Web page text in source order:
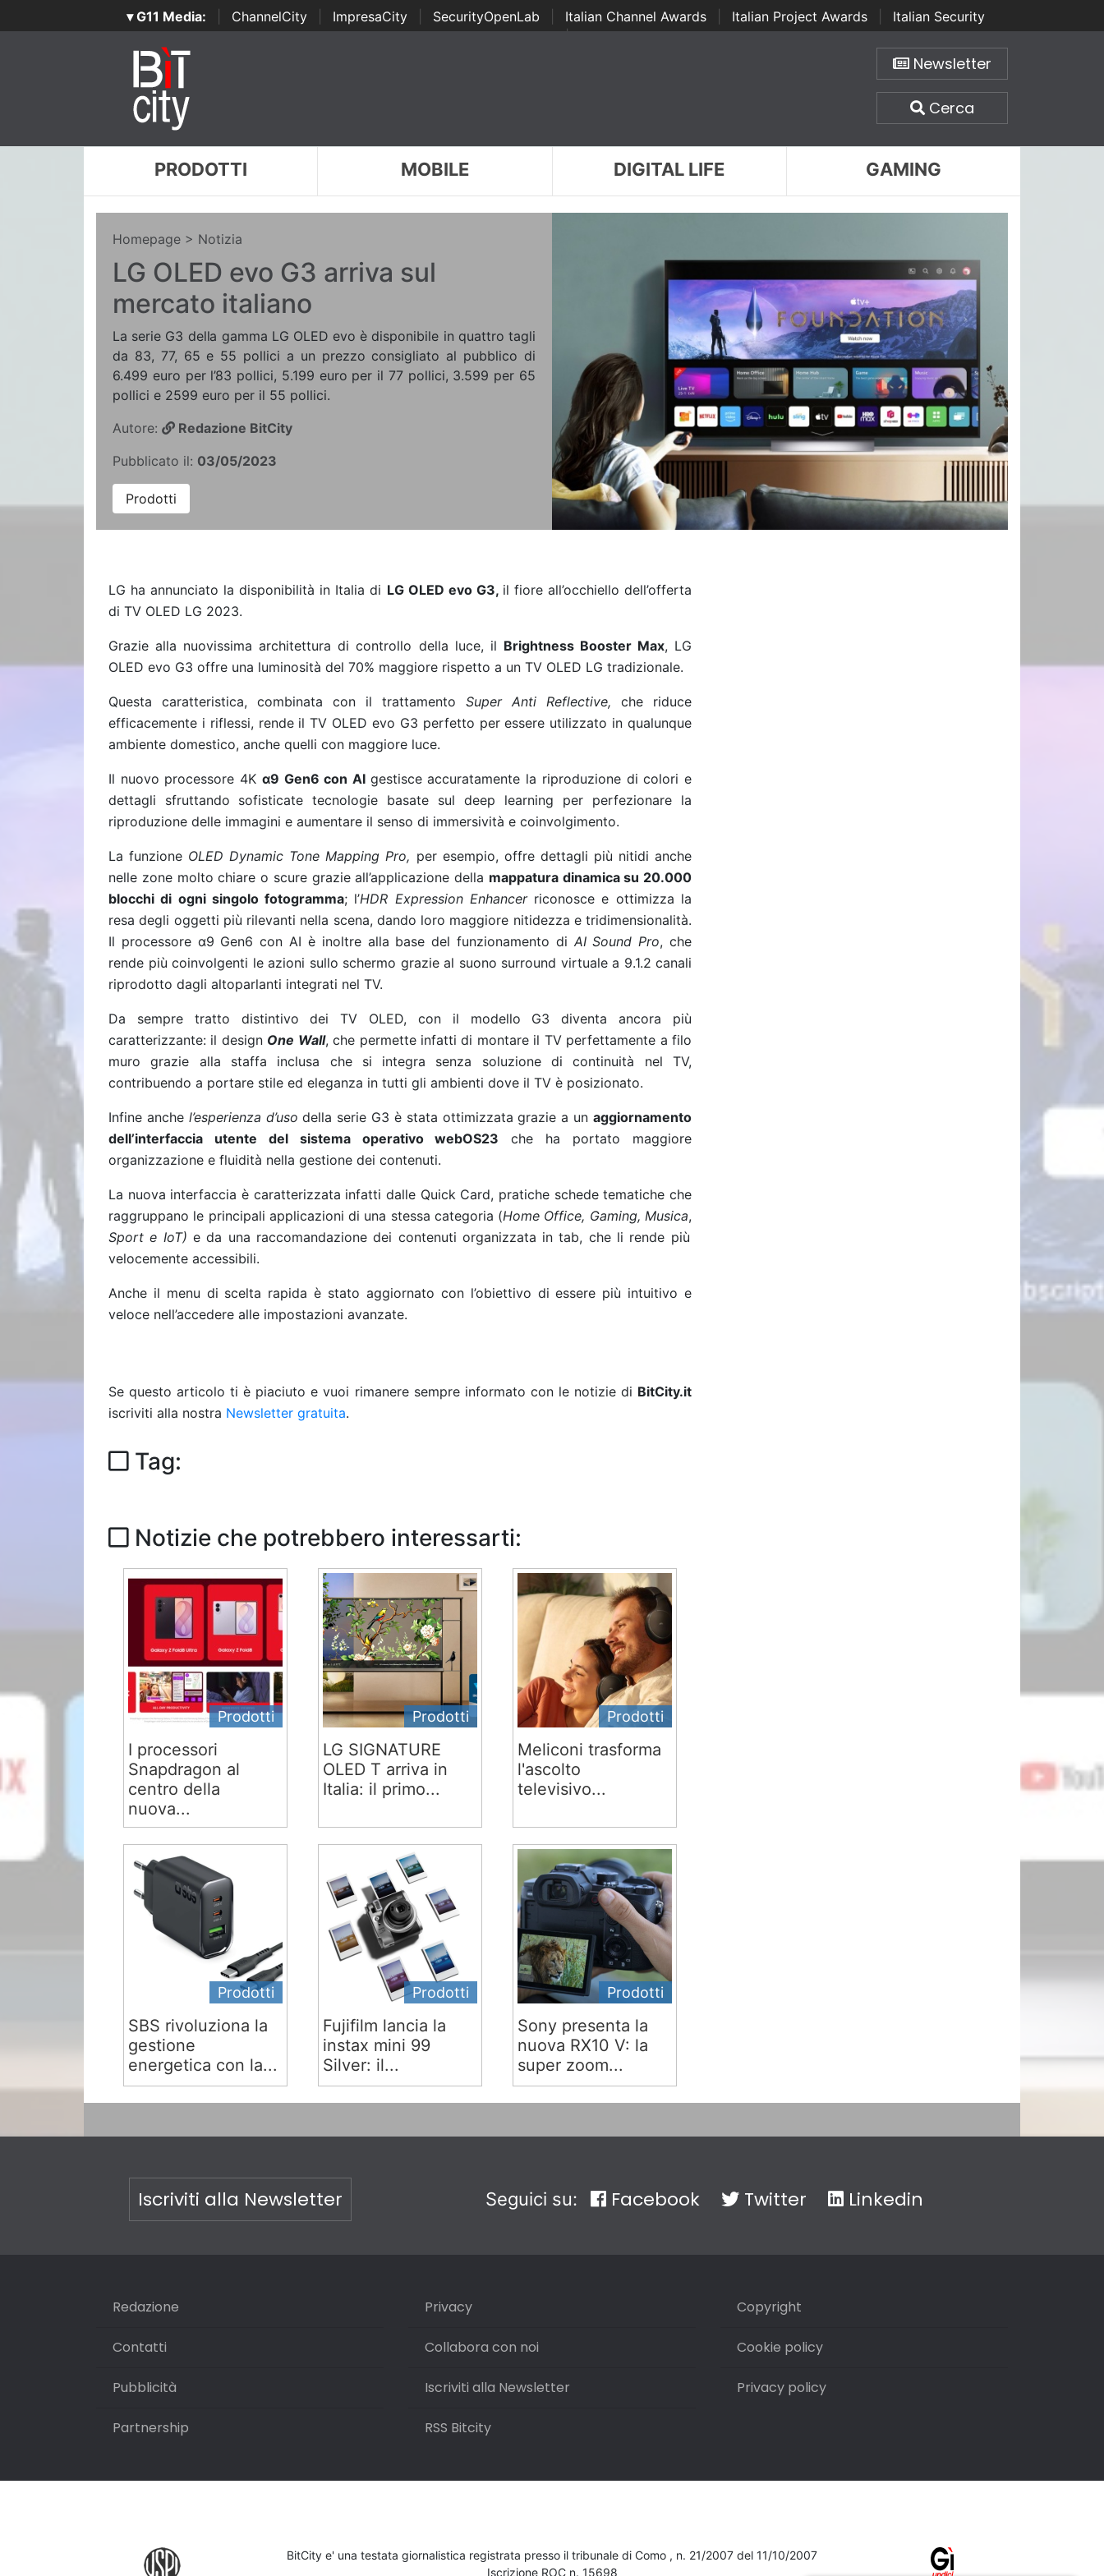
▾ G11 Media: ChannelCity ImpresaCity SecurityOpenLab Italian Channel Awards Italian Project Awards
Italian Security
Awards | ...
Newsletter
Cerca
PRODOTTI MOBILE DIGITAL LIFE GAMING
Homepage > Notizia
LG OLED evo G3 arriva sul
mercato italiano
La serie G3 della gamma LG OLED evo è disponibile in quattro tagli
da 83, 77, 65 e 55 pollici a un prezzo consigliato al pubblico di
6.499 euro per l’83 pollici, 5.199 euro per il 77 pollici, 3.599 per 65
pollici e 2599 euro per il 55 pollici.
Autore:
Redazione BitCity
Pubblicato il: 03/05/2023
Prodotti
LG haannunciato la disponibilità in Italia di LG OLED evo G3, il fiore all’occhiello dell’offerta
di TV OLED LG 2023.
Grazie alla nuovissima architettura di controllo della luce, il Brightness Booster Max, LG
OLED evo G3 offre una luminosità del 70% maggiore rispetto a un TV OLED LG tradizionale.
Questa caratteristica, combinata con il trattamento Super Anti Reflective, che riduce
efficacemente i riflessi, rende il TV OLED evo G3 perfetto per essere utilizzato in qualunque
ambiente domestico, anche quelli con maggiore luce.
Il nuovo processore 4K α9 Gen6 con AI gestisce accuratamente la riproduzione di colori e
dettagli sfruttando sofisticate tecnologie basate sul deep learning per perfezionare la
riproduzione delle immagini e aumentare il senso di immersività e coinvolgimento.
La funzione OLED Dynamic Tone Mapping Pro, per esempio, offre dettagli più nitidi anche
nelle zone molto chiare o scure grazie all’applicazione della mappatura dinamica su 20.000
blocchi di ogni singolo fotogramma; l’HDR Expression Enhancerriconosce e ottimizza la
resa degli oggetti più rilevanti nella scena, dando loro maggiore nitidezza e tridimensionalità.
Il processore α9 Gen6 con AI è inoltre alla base del funzionamento di AI Sound Pro, che
rende più coinvolgenti le azioni sullo schermo grazie al suono surround virtuale a 9.1.2 canali
riprodotto dagli altoparlanti integrati nel TV.
Da sempre tratto distintivo dei TV OLED, con il modello G3 diventa ancora più
caratterizzante: il design One Wall, che permette infatti di montare il TV perfettamente a filo
muro grazie alla staffa inclusa che si integra senza soluzione di continuità nel TV,
contribuendo a portare stile ed eleganza in tutti gli ambienti dove il TV è posizionato.
Infine anche l’esperienza d’uso della serie G3 è stata ottimizzata grazie a unaggiornamento
dell’interfaccia utente del sistema operativo webOS23 che ha portato maggiore
organizzazione e fluidità nella gestione dei contenuti.
La nuova interfaccia è caratterizzata infatti dalle Quick Card, pratiche schede tematiche che
raggruppano le principali applicazioni di una stessa categoria (Home Office, Gaming, Musica,
Sport e IoT) e da una raccomandazione dei contenuti organizzata in tab, che li rende più
velocemente accessibili.
Anche il menu di scelta rapida è stato aggiornato con l’obiettivo di essere più intuitivo e
veloce nell’accedere alle impostazioni avanzate.
Se questo articolo ti è piaciuto e vuoi rimanere sempre informato con le notizie di BitCity.it
iscriviti alla nostra Newsletter gratuita.
Tag:
Notizie che potrebbero interessarti:
Prodotti
I processori
Snapdragon al
centro della
nuova...
Prodotti
LG SIGNATURE
OLED T arriva in
Italia: il primo...
Prodotti
Meliconi trasforma
l'ascolto
televisivo...
Prodotti
SBS rivoluziona la
gestione
energetica con la...
Prodotti
Fujifilm lancia la
instax mini 99
Silver: il...
Prodotti
Sony presenta la
nuova RX10 V: la
super zoom...
Iscriviti alla Newsletter Seguici su: Facebook Twitter Linkedin
Redazione
Contatti
Pubblicità
Partnership
Privacy
Collabora con noi
Iscriviti alla Newsletter
RSS Bitcity
Copyright
Cookie policy
Privacy policy
BitCity e' una testata giornalistica registrata presso il tribunale di Como , n. 21/2007 del 11/10/2007
Iscrizione ROC n. 15698